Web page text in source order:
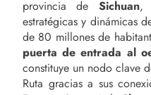
provincia de Sichuan,
estratégicas y dinámicas
de 80 millones de
puerta de entrada al
constituye un nodo clave
Ruta gracias a sus